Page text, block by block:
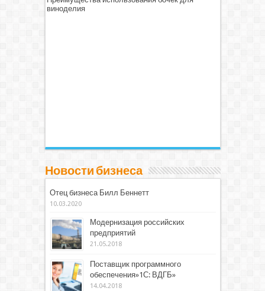
виноделия
Новости бизнеса
Отец бизнеса Билл Беннетт
10.03.2020
Модернизация российских
предприятий
21.05.2018
Поставщик программного
обеспечения»1С: ВДГБ»
14.04.2018